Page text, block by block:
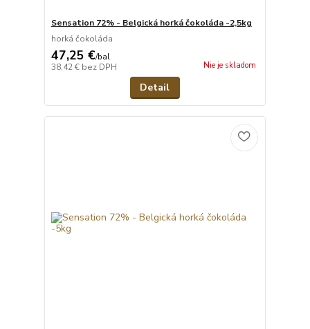
Sensation 72% - Belgická horká čokoláda -2,5kg
horká čokoláda
47,25 €/bal
38,42 € bez DPH Nie je skladom
Detail